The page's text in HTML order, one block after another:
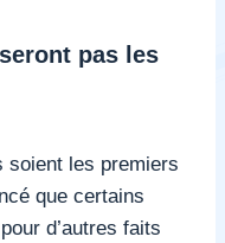
pas les
soient les premiers
que certains
d’autres faits